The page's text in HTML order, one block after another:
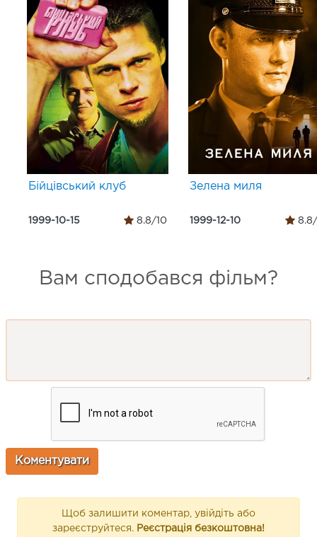
Бійцівський клуб
1999-10-15 8.8/10
Зелена миля
1999-12-10 8.8/
Вам сподобався фільм?
Щоб залишити коментар, увійдіть або
зареєструйтеся. Реєстрація безкоштовна!